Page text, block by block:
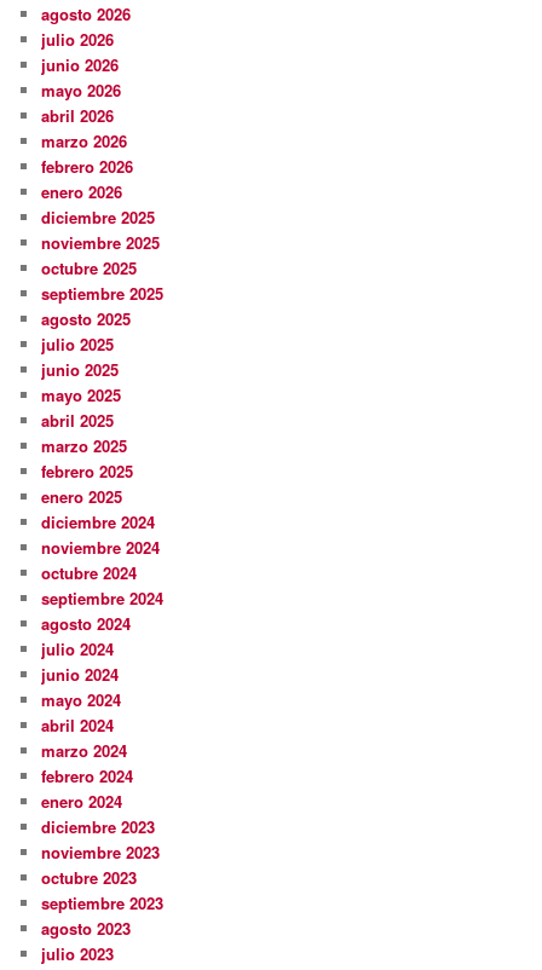
agosto 2026
julio 2026
junio 2026
mayo 2026
abril 2026
marzo 2026
febrero 2026
enero 2026
diciembre 2025
noviembre 2025
octubre 2025
septiembre 2025
agosto 2025
julio 2025
junio 2025
mayo 2025
abril 2025
marzo 2025
febrero 2025
enero 2025
diciembre 2024
noviembre 2024
octubre 2024
septiembre 2024
agosto 2024
julio 2024
junio 2024
mayo 2024
abril 2024
marzo 2024
febrero 2024
enero 2024
diciembre 2023
noviembre 2023
octubre 2023
septiembre 2023
agosto 2023
julio 2023